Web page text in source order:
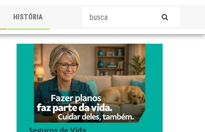
HISTÓRIA